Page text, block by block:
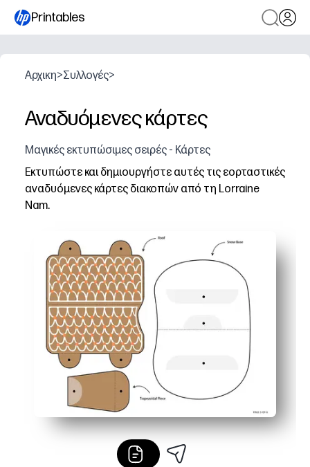
Printables
Αρχικη>Συλλογές>
Αναδυόμενες κάρτες
Μαγικές εκτυπώσιμες σειρές - Κάρτες
Εκτυπώστε και δημιουργήστε αυτές τις εορταστικές
αναδυόμενες κάρτες διακοπών από τη Lorraine
Nam.
Έτοιμο σε λίγα λεπτά - απλά εκτυπώστε, κόψτε και
Απασχολεί όλες τις ηλικίες - η πρακτική χειροτεχνία
Φιλικό προς την τάξη και την οικογένεια - ρύθμιση με
Αξιοσημείωτα αναμνηστικά - τα ανθεκτικά σχέδια